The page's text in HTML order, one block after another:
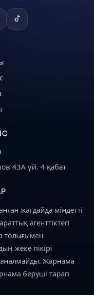
43А үй. 4 қабат
жағдайда міндетті
агенттіктегі
толығымен
жеке пікірі
Жарнама
беруші тарап